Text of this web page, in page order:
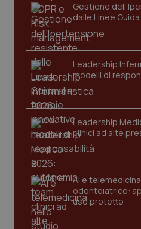
Gestione
dalle Linee
Leadership
modelli di
Leadership
clinici ad alte
AI e
odontoiatrico:
uso protetto
Nome
CookieScriptConsent